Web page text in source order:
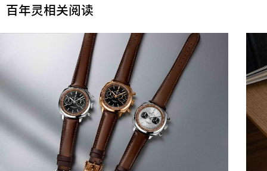
百年灵相关阅读